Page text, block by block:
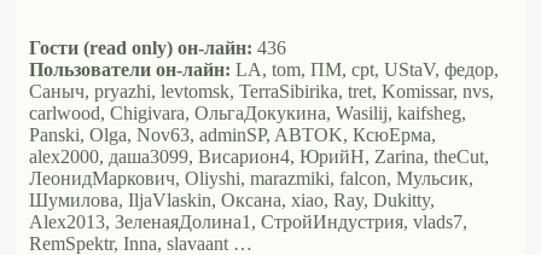
Гости (read only) он-лайн: 436
Пользователи он-лайн: LA, tom, ПМ, cpt, UStaV, федор,
Саныч, pryazhi, levtomsk, TerraSibirika, tret, Komissar, nvs,
carlwood, Chigivara, ОльгаДокукина, Wasilij, kaifsheg,
Panski, Olga, Nov63, adminSP, ABTOK, КсюЕрма,
alex2000, даша3099, Висариoн4, ЮрийН, Zarina, theCut,
ЛеонидМаркович, Oliyshi, marazmiki, falcon, Мульсик,
Шумилова, IljaVlaskin, Оксана, xiao, Ray, Dukitty,
Alex2013, ЗеленаяДолина1, СтройИндустрия, vlads7,
RemSpektr, Inna, slavaant …